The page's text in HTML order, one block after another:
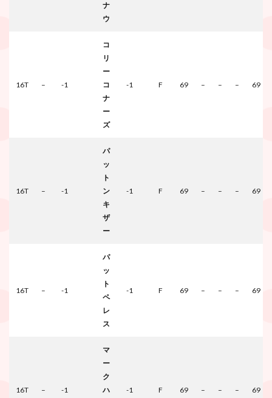
ナ
ウ
16T – -1
コ
リ
ー
コ
ナ
ー
ズ
-1 F 69 – – – 69
16T – -1
パ
ッ
ト
ン
キ
ザ
ー
-1 F 69 – – – 69
16T – -1
パ
ッ
ト
ペ
レ
ス
-1 F 69 – – – 69
16T – -1
マ
ー
ク
ハ
-1 F 69 – – – 69